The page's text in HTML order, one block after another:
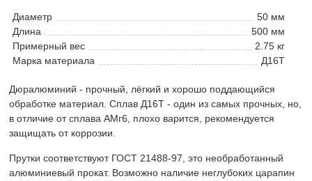
Диаметр
50 мм
Длина
500 мм
Примерный вес
2.75 кг
Марка материала
Д16Т
Дюралюминий - прочный, лёгкий и хорошо поддающийся
обработке материал. Сплав Д16Т - один из самых прочных, но,
в отличие от сплава АМг6, плохо варится, рекомендуется
защищать от коррозии.
Прутки соответствуют ГОСТ 21488-97, это необработанный
алюминиевый прокат. Возможно наличие неглубоких царапин